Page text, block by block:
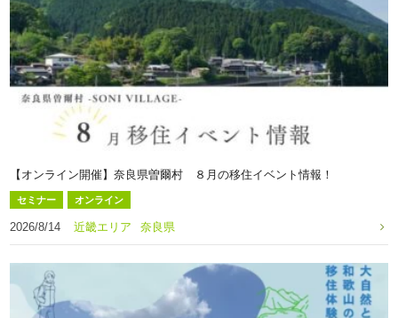
【オンライン開催】奈良県曽爾村 ８月の移住イベント情報！
セミナー オンライン
2026/8/14 近畿エリア 奈良県